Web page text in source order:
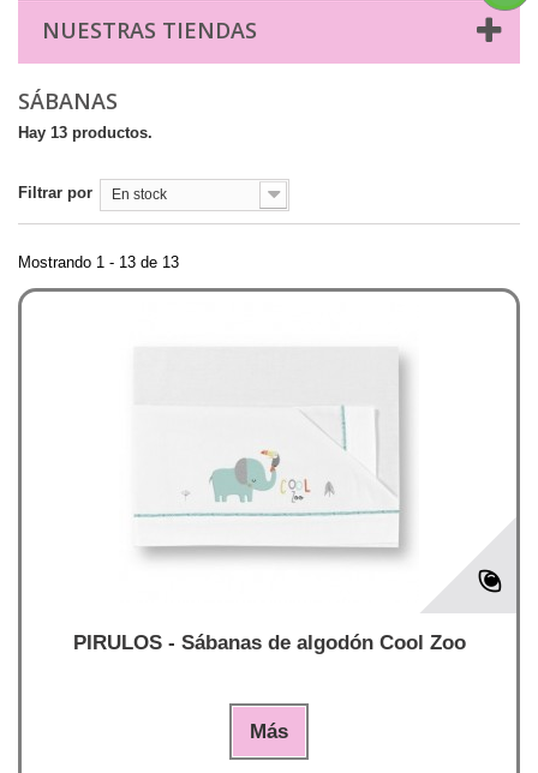
NUESTRAS TIENDAS
SÁBANAS
Hay 13 productos.
Filtrar por En stock
Mostrando 1 - 13 de 13
PIRULOS - Sábanas de algodón Cool Zoo
Más